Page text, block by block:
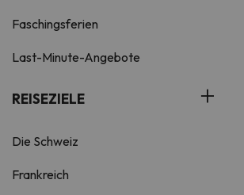
Faschingsferien
Last-Minute-Angebote
REISEZIELE
Die Schweiz
Frankreich